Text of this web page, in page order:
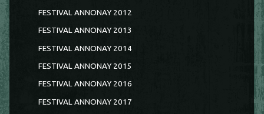
FESTIVAL ANNONAY 2012
FESTIVAL ANNONAY 2013
FESTIVAL ANNONAY 2014
FESTIVAL ANNONAY 2015
FESTIVAL ANNONAY 2016
FESTIVAL ANNONAY 2017